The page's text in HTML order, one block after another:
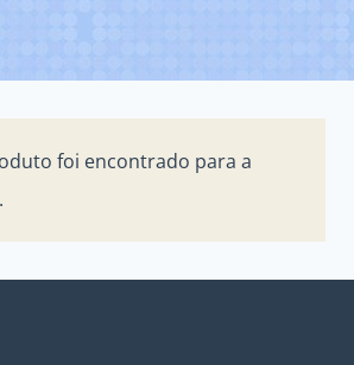
foi encontrado para a